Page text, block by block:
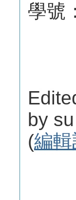
學號
by
(編